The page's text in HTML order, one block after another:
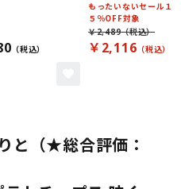
もったいないセール１
５％OFF対象
￥2,116
￥2,489
と（★総合評価：